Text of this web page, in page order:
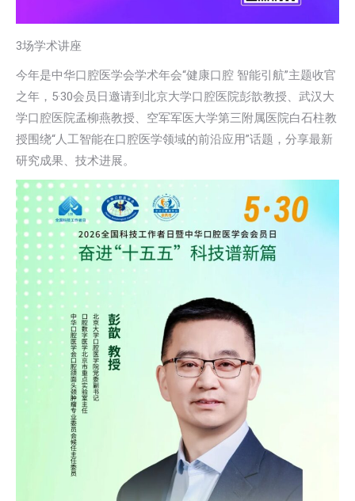
3场学术讲座
今年是中华口腔医学会学术年会“健康口腔 智能引航”主题收官
之年，5·30会员日邀请到北京大学口腔医院彭歆教授、武汉大
学口腔医院孟柳燕教授、空军军医大学第三附属医院白石柱教
授围绕“人工智能在口腔医学领域的前沿应用”话题，分享最新
研究成果、技术进展。